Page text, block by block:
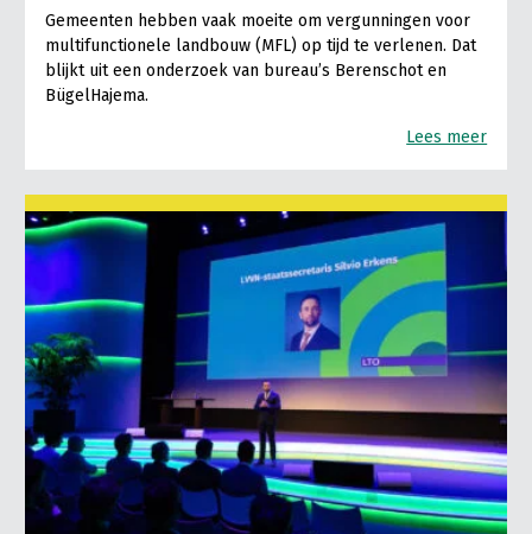
Gemeenten hebben vaak moeite om vergunningen voor
multifunctionele landbouw (MFL) op tijd te verlenen. Dat
blijkt uit een onderzoek van bureau’s Berenschot en
BügelHajema.
Lees meer